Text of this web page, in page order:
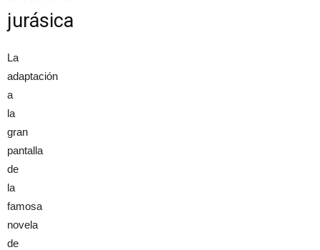
jurásica
La
adaptación
a
la
gran
pantalla
de
la
famosa
novela
de